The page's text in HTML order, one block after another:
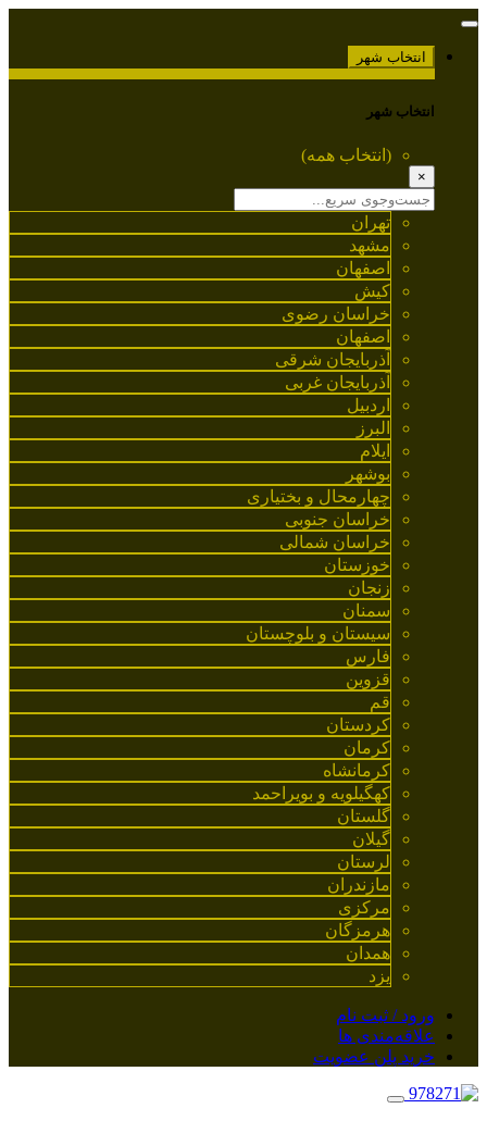
انتخاب شهر
انتخاب شهر
(انتخاب همه)
×
تهران
مشهد
اصفهان
کیش
خراسان رضوی
اصفهان
آذربایجان شرقی
آذربایجان غربی
اردبیل
البرز
ایلام
بوشهر
چهارمحال و بختیاری
خراسان جنوبی
خراسان شمالی
خوزستان
زنجان
سمنان
سیستان و بلوچستان
فارس
قزوین
قم
کردستان
کرمان
کرمانشاه
کهگیلویه و بویراحمد
گلستان
گیلان
لرستان
مازندران
مرکزی
هرمزگان
همدان
یزد
ورود / ثبت نام
علاقه‌مندی ها
خرید پلن عضویت